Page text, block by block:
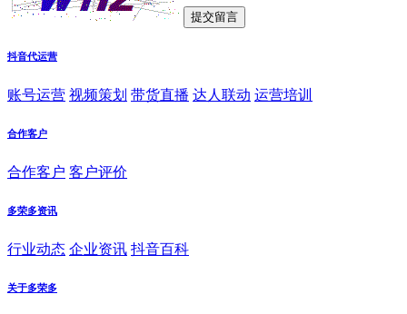
抖音代运营
账号运营 视频策划 带货直播 达人联动 运营培训
合作客户
合作客户 客户评价
多荣多资讯
行业动态 企业资讯 抖音百科
关于多荣多